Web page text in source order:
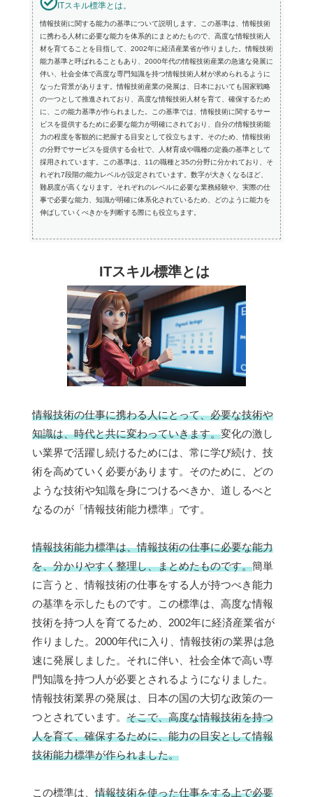
ITスキル標準とは。
情報技術に関する能力の基準について説明します。この基準は、情報技術
に携わる人材に必要な能力を体系的にまとめたもので、高度な情報技術人
材を育てることを目指して、2002年に経済産業省が作りました。情報技術
能力基準と呼ばれることもあり、2000年代の情報技術産業の急速な発展に
伴い、社会全体で高度な専門知識を持つ情報技術人材が求められるように
なった背景があります。情報技術産業の発展は、日本においても国家戦略
の一つとして推進されており、高度な情報技術人材を育て、確保するため
に、この能力基準が作られました。この基準では、情報技術に関するサー
ビスを提供するために必要な能力が明確にされており、自分の情報技術能
力の程度を客観的に把握する目安として役立ちます。そのため、情報技術
の分野でサービスを提供する会社で、人材育成や職種の定義の基準として
採用されています。この基準は、11の職種と35の分野に分かれており、そ
れぞれ7段階の能力レベルが設定されています。数字が大きくなるほど、
難易度が高くなります。それぞれのレベルに必要な業務経験や、実際の仕
事で必要な能力、知識が明確に体系化されているため、どのように能力を
伸ばしていくべきかを判断する際にも役立ちます。
ITスキル標準とは
情報技術の仕事に携わる人にとって、必要な技術や
知識は、時代と共に変わっていきます。変化の激し
い業界で活躍し続けるためには、常に学び続け、技
術を高めていく必要があります。そのために、どの
ような技術や知識を身につけるべきか、道しるべと
なるのが「情報技術能力標準」です。
情報技術能力標準は、情報技術の仕事に必要な能力
を、分かりやすく整理し、まとめたものです。簡単
に言うと、情報技術の仕事をする人が持つべき能力
の基準を示したものです。この標準は、高度な情報
技術を持つ人を育てるため、2002年に経済産業省が
作りました。2000年代に入り、情報技術の業界は急
速に発展しました。それに伴い、社会全体で高い専
門知識を持つ人が必要とされるようになりました。
情報技術業界の発展は、日本の国の大切な政策の一
つとされています。 そこで、高度な情報技術を持つ
人を育て、確保するために、能力の目安として情報
技術能力標準が作られました。
この標準は、情報技術を使った仕事をする上で必要